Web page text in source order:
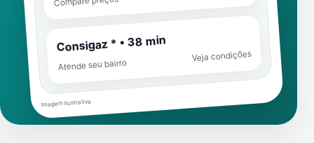
Consigaz * • 38 min
Atende seu bairro
Veja condições
Imagem ilustrativa